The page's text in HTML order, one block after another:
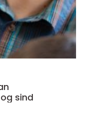
sind